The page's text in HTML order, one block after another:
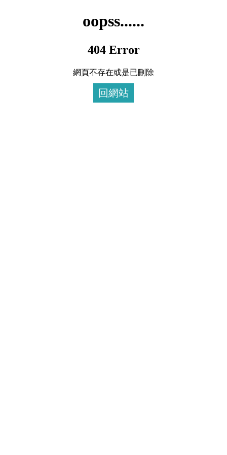
oopss......
404 Error
網頁不存在或是已刪除
回網站